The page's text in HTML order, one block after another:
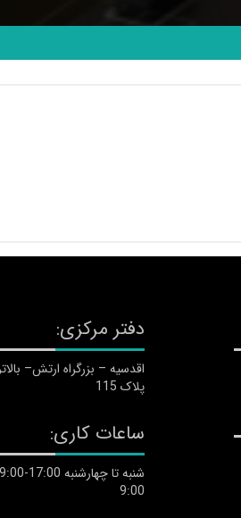
دفتر مرکزی:
اقدسیه – بزرگراه ارتش–
پلاک 115
ساعات کاری:
9:00